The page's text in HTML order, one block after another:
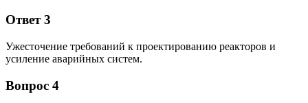
Ответ 3
Ужесточение требований к проектированию реакторов и
усиление аварийных систем.
Вопрос 4